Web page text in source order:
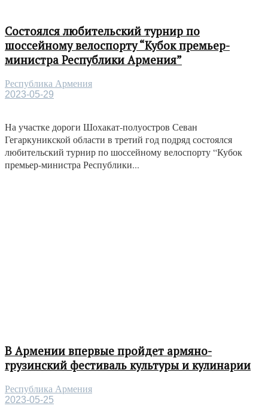
Состоялся любительский турнир по
шоссейному велоспорту “Кубок премьер-
министра Республики Армения”
Республика Армения
2023-05-29
На участке дороги Шохакат-полуостров Севан
Гегаркуникской области в третий год подряд состоялся
любительский турнир по шоссейному велоспорту “Кубок
премьер-министра Республики...
В Армении впервые пройдет армяно-
грузинский фестиваль культуры и кулинарии
Республика Армения
2023-05-25